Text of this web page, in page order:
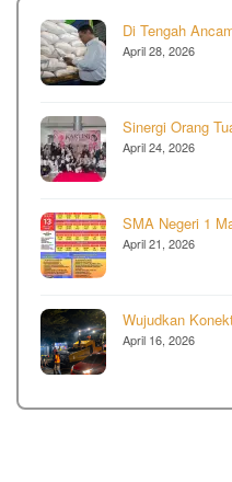
Di Tengah
April 28, 2026
Sinergi Orang
April 24, 2026
SMA Negeri 1
April 21, 2026
Wujudkan
April 16, 2026